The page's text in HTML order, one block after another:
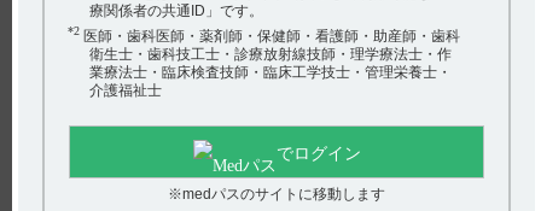
関連するQ&A
【タンボコール・注射】 禁忌とその設定理由について教
えてください。
【タンボコール・注射】 用法及び用量や投与時の注意事
療関係者の共通ID」です。
*2 医師・歯科医師・薬剤師・保健師・看護師・助産師・歯科
衛生士・歯科技工士・診療放射線技師・理学療法士・作
業療法士・臨床検査技師・臨床工学技士・管理栄養士・
介護福祉士
でログイン
※medパスのサイトに移動します